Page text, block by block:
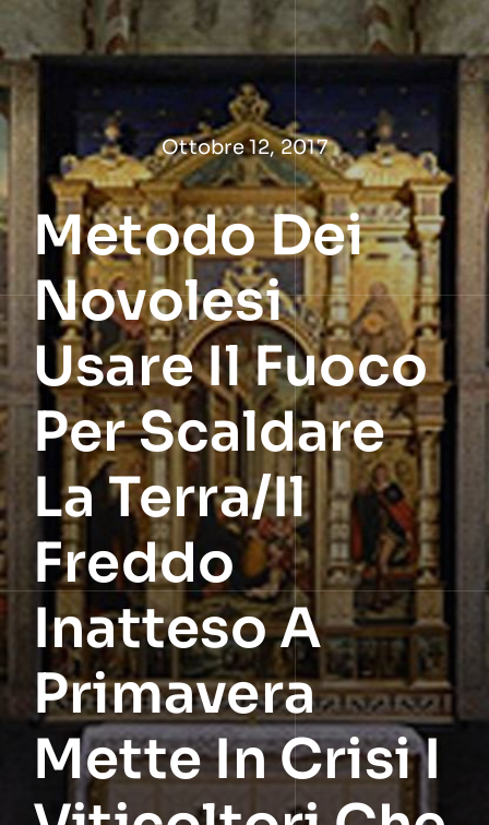
contenuto
Ottobre 12, 2017
Metodo Dei
Novolesi
Usare Il Fuoco
Per Scaldare
La Terra/Il
Freddo
Inatteso A
Primavera
Mette In Crisi I